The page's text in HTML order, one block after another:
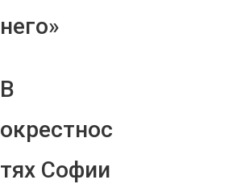
него»
В
окрестнос
тях Софии